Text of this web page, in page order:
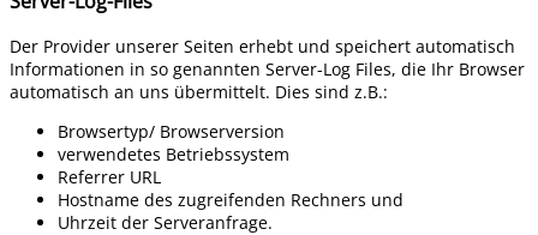
Der Provider unserer Seiten erhebt und speichert automatisch
Informationen in so genannten Server-Log Files, die Ihr Browser
automatisch an uns übermittelt. Dies sind z.B.:
Browsertyp/ Browserversion
verwendetes Betriebssystem
Referrer URL
Hostname des zugreifenden Rechners und
Uhrzeit der Serveranfrage.